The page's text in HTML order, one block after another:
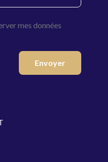
mes données
Envoyer